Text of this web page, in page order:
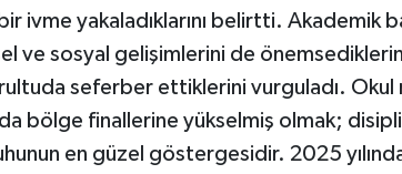
ivme yakaladıklarını belirtti. Akademik
ve sosyal gelişimlerini de
seferber ettiklerini vurguladı. Okul
bölge finallerine yükselmiş olmak;
en güzel göstergesidir. 2025